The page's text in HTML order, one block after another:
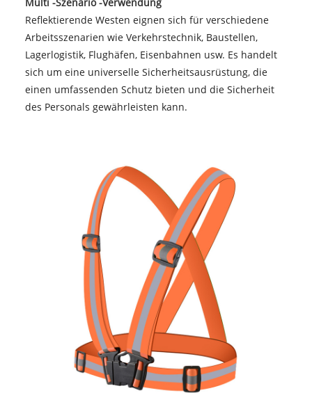
Reflektierende Westen eignen sich für verschiedene
Arbeitsszenarien wie Verkehrstechnik, Baustellen,
Lagerlogistik, Flughäfen, Eisenbahnen usw. Es handelt
sich um eine universelle Sicherheitsausrüstung, die
einen umfassenden Schutz bieten und die Sicherheit
des Personals gewährleisten kann. ‌